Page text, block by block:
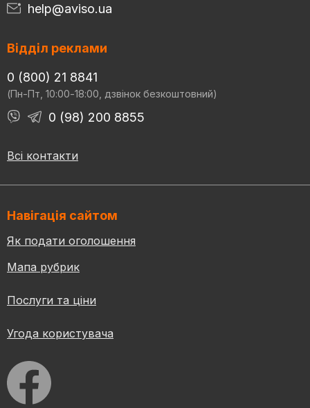
help@aviso.ua
Відділ реклами
0 (800) 21 8841
(Пн-Пт, 10:00-18:00, дзвінок безкоштовний)
0 (98) 200 8855
Всі контакти
Навігація сайтом
Як подати оголошення
Мапа рубрик
Послуги та ціни
Угода користувача